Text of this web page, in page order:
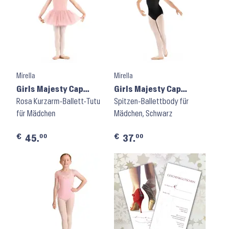
Mirella
Girls Majesty Cap
Sleeve Tutu Dress
M1564C ⬝ Pink
Rosa Kurzarm-Ballett-Tutu
für Mädchen
€ 45.00
Mirella
Girls Majesty Cap
Sleeve Leotard M1565C
⬝ Black
Spitzen-Ballettbody für
Mädchen, Schwarz
€ 37.00